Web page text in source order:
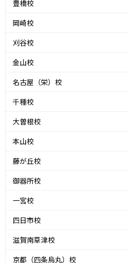
豊橋校
岡崎校
刈谷校
金山校
名古屋（栄）校
千種校
大曽根校
本山校
藤が丘校
御器所校
一宮校
四日市校
滋賀南草津校
京都（四条烏丸）校